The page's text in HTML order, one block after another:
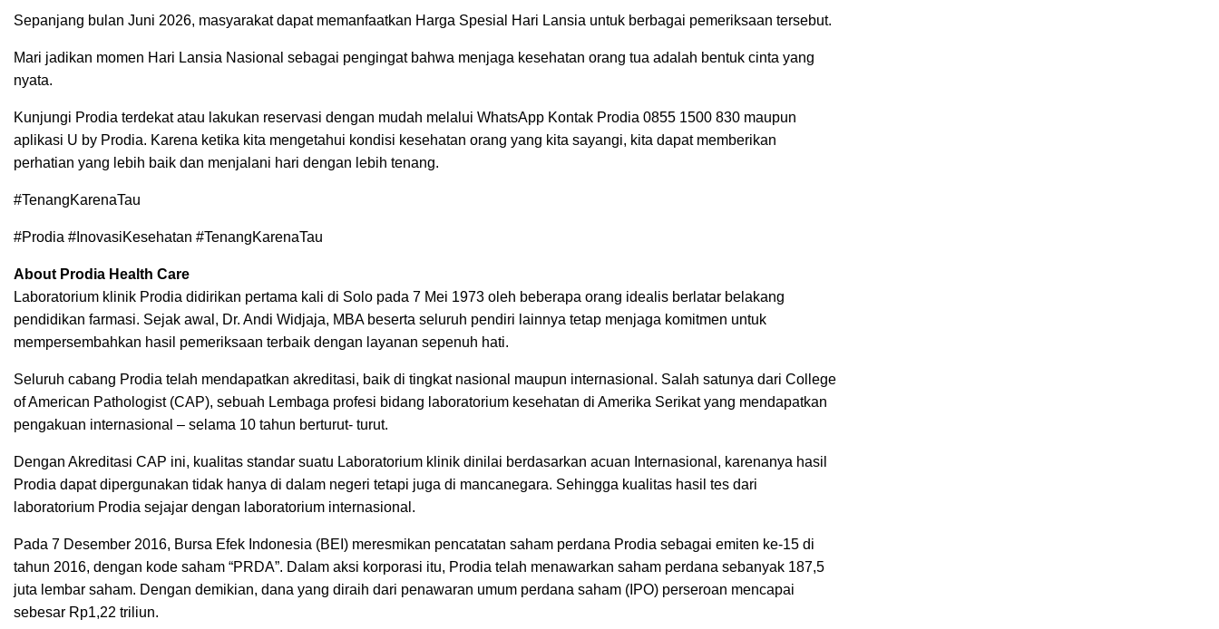
Sepanjang bulan Juni 2026, masyarakat dapat memanfaatkan Harga Spesial Hari Lansia untuk berbagai pemeriksaan tersebut.
Mari jadikan momen Hari Lansia Nasional sebagai pengingat bahwa menjaga kesehatan orang tua adalah bentuk cinta yang
nyata.
Kunjungi Prodia terdekat atau lakukan reservasi dengan mudah melalui WhatsApp Kontak Prodia 0855 1500 830 maupun
aplikasi U by Prodia. Karena ketika kita mengetahui kondisi kesehatan orang yang kita sayangi, kita dapat memberikan
perhatian yang lebih baik dan menjalani hari dengan lebih tenang.
#TenangKarenaTau
#Prodia #InovasiKesehatan #TenangKarenaTau
About Prodia Health Care
Laboratorium klinik Prodia didirikan pertama kali di Solo pada 7 Mei 1973 oleh beberapa orang idealis berlatar belakang
pendidikan farmasi. Sejak awal, Dr. Andi Widjaja, MBA beserta seluruh pendiri lainnya tetap menjaga komitmen untuk
mempersembahkan hasil pemeriksaan terbaik dengan layanan sepenuh hati.
Seluruh cabang Prodia telah mendapatkan akreditasi, baik di tingkat nasional maupun internasional. Salah satunya dari College
of American Pathologist (CAP), sebuah Lembaga profesi bidang laboratorium kesehatan di Amerika Serikat yang mendapatkan
pengakuan internasional – selama 10 tahun berturut- turut.
Dengan Akreditasi CAP ini, kualitas standar suatu Laboratorium klinik dinilai berdasarkan acuan Internasional, karenanya hasil
Prodia dapat dipergunakan tidak hanya di dalam negeri tetapi juga di mancanegara. Sehingga kualitas hasil tes dari
laboratorium Prodia sejajar dengan laboratorium internasional.
Pada 7 Desember 2016, Bursa Efek Indonesia (BEI) meresmikan pencatatan saham perdana Prodia sebagai emiten ke-15 di
tahun 2016, dengan kode saham “PRDA”. Dalam aksi korporasi itu, Prodia telah menawarkan saham perdana sebanyak 187,5
juta lembar saham. Dengan demikian, dana yang diraih dari penawaran umum perdana saham (IPO) perseroan mencapai
sebesar Rp1,22 triliun.